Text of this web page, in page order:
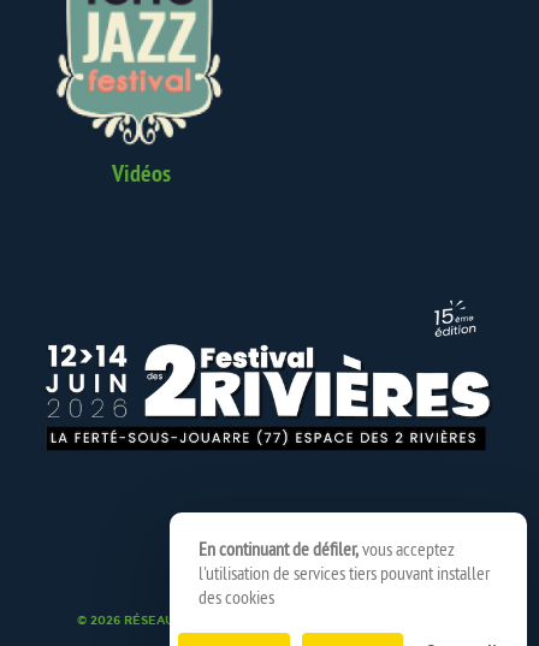
Vidéos
© 2026 RÉSEAU SPEDIDAM
En continuant de défiler,vous acceptez
l'utilisation de services tiers pouvant installer
des cookies